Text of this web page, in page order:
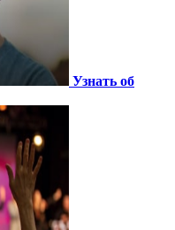
Узнать об